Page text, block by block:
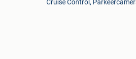
Cruise Control,